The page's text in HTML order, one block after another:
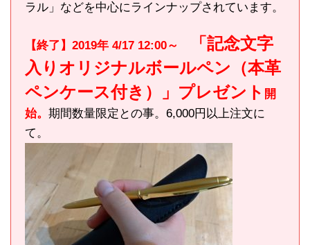
ラル」などを中心にラインナップされています。
【終了】2019年 4/17 12:00～
「記念文字
入りオリジナルボールペン（本革
ペンケース付き）」プレゼント 開
始。 期間数量限定との事。6,000円以上注文に
て。